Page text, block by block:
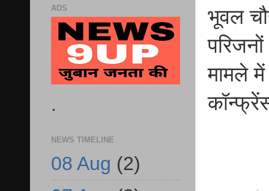
भूवल
मामले
ADS
.
NEWS TIMELINE
08 Aug (2)